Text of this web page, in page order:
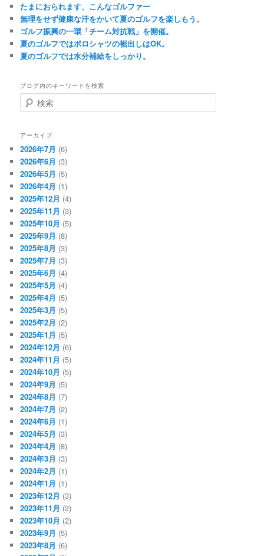
たまにおられます、こんなゴルファー
無理をせず健康な汗をかいて夏のゴルフを楽しもう。
ゴルフ振興の一環「チーム対抗戦」を開催。
夏のゴルフではポロシャツの裾出しはOK。
夏のゴルフでは水分補給をしっかり。
ブログ内のキーワードを検索
検
索
アーカイブ
2026年7月 (6)
2026年6月 (3)
2026年5月 (5)
2026年4月 (1)
2025年12月 (4)
2025年11月 (3)
2025年10月 (5)
2025年9月 (8)
2025年8月 (3)
2025年7月 (3)
2025年6月 (4)
2025年5月 (4)
2025年4月 (5)
2025年3月 (5)
2025年2月 (2)
2025年1月 (5)
2024年12月 (6)
2024年11月 (5)
2024年10月 (5)
2024年9月 (5)
2024年8月 (7)
2024年7月 (2)
2024年6月 (1)
2024年5月 (3)
2024年4月 (8)
2024年3月 (3)
2024年2月 (1)
2024年1月 (1)
2023年12月 (3)
2023年11月 (2)
2023年10月 (2)
2023年9月 (5)
2023年8月 (6)